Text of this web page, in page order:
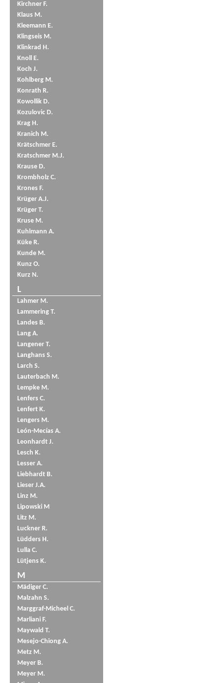
Kirchner F.
Klaus M.
Kleemann E.
Klingseis M.
Klinkrad H.
Knoll E.
Koch J.
Kohlberg M.
Konrath R.
Kowollik D.
Kozulovic D.
Krag H.
Kranich M.
Krätschmer E.
Kratschmer M.J.
Krause D.
Krombholz C.
Krones F.
Krüger A.J.
Krüger T.
Kruse M.
Kuhlmann A.
Küke R.
Kunde M.
Kunz O.
Kurz N.
L
Lahmer M.
Lammering T.
Landes B.
Lang A.
Langener T.
Langhans S.
Larch S.
Lauterbach M.
Lempke M.
Lenfers C.
Lenfert K.
Lengers M.
León-Mecías A.
Leonhardt J.
Lesch K.
Lesser A.
Liebhardt B.
Lieser J.A.
Linz M.
Lipowski M
Litz M.
Luckner R.
Lüdders H.
Lulla C.
Lütjens K.
M
Mädiger C.
Malzahn S.
Marggraf-Micheel C.
Marliani F.
Maywald T.
Mesejo-Chiong A.
Metz M.
Meyer B.
Meyer M.